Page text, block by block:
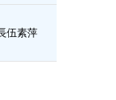
伍素萍